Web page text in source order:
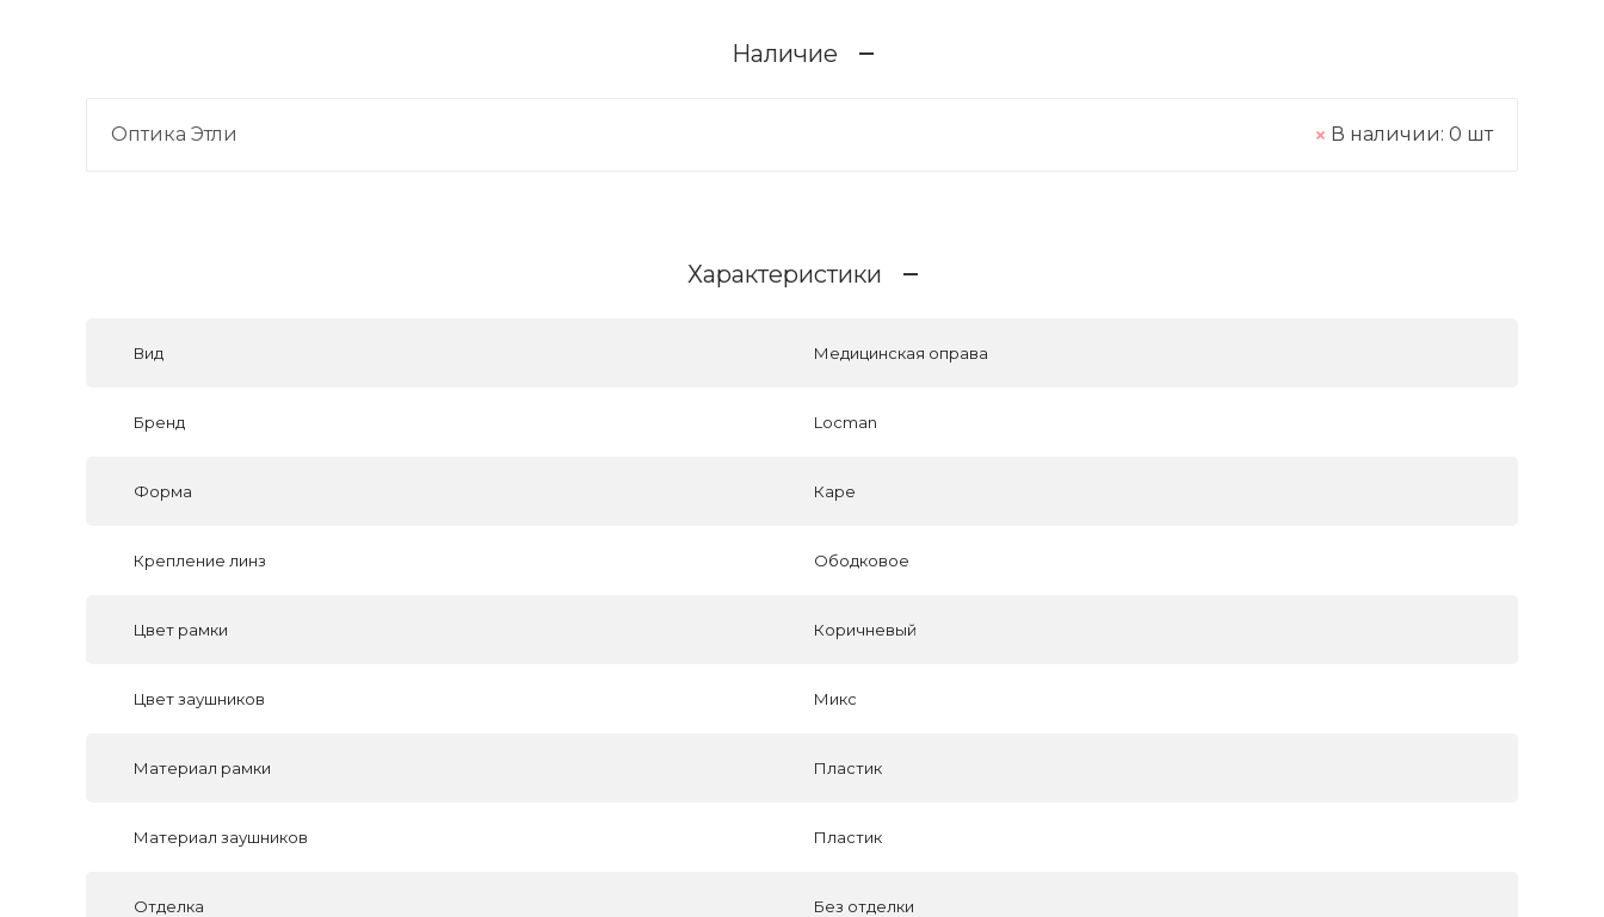
Наличие
Оптика Этли В наличии: 0 шт
Характеристики
Вид Медицинская оправа
Бренд Locman
Форма Каре
Крепление линз Ободковое
Цвет рамки Коричневый
Цвет заушников Микс
Материал рамки Пластик
Материал заушников Пластик
Отделка Без отделки